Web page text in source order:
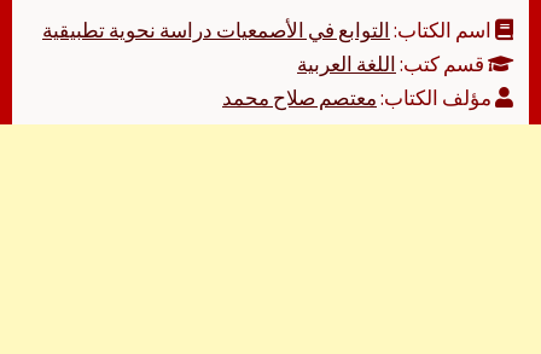
اسم الكتاب:التوابع في الأصمعيات دراسة نحوية تطبيقية
قسم كتب:اللغة العربية
مؤلف الكتاب:معتصم صلاح محمد